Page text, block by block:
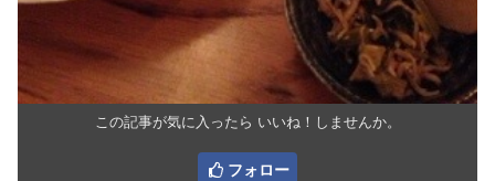
この記事が気に入ったら いいね！しませんか。
フォロー